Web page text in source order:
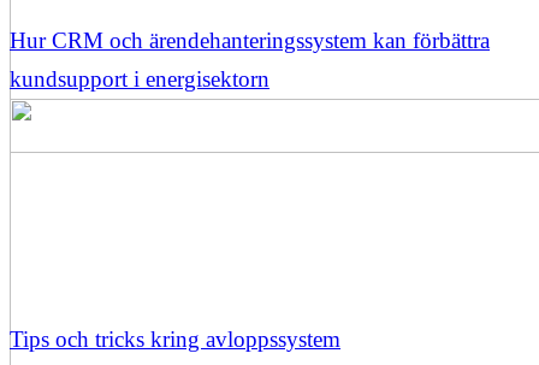
Hur CRM och ärendehanteringssystem kan förbättra
kundsupport i energisektorn
Tips och tricks kring avloppssystem